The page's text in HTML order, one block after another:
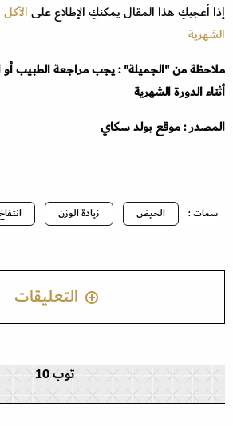
إذا أعجبكِ هذا المقال يمكنكِ الإطلاع على
الشهرية
ملاحظة من "الجميلة" : يجب مراجعة الطبيب
أثناء الدورة الشهرية
المصدر : موقع بولد سكاي
سمات : الحيض زيادة الوزن
التعليقات
توب 10